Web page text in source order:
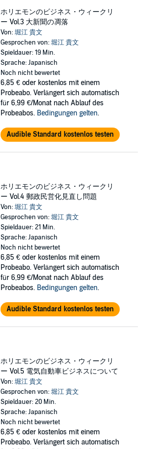
ホリエモンのビジネス・ウィークリ
ー Vol.3 大新聞の凋落
Von:堀江 貴文
Gesprochen von:堀江 貴文
Spieldauer: 19 Min.
Sprache: Japanisch
Noch nicht bewertet
6,85 € oder kostenlos mit einem
Probeabo. Verlängert sich automatisch
für 6,99 €/Monat nach Ablauf des
Probeabos. Bedingungen gelten.
Audible Standard kostenlos testen
ホリエモンのビジネス・ウィークリ
ー Vol.4 郵政民営化見直し問題
Von:堀江 貴文
Gesprochen von:堀江 貴文
Spieldauer: 21 Min.
Sprache: Japanisch
Noch nicht bewertet
6,85 € oder kostenlos mit einem
Probeabo. Verlängert sich automatisch
für 6,99 €/Monat nach Ablauf des
Probeabos. Bedingungen gelten.
Audible Standard kostenlos testen
ホリエモンのビジネス・ウィークリ
ー Vol.5 電気自動車ビジネスについて
Von:堀江 貴文
Gesprochen von:堀江 貴文
Spieldauer: 20 Min.
Sprache: Japanisch
Noch nicht bewertet
6,85 € oder kostenlos mit einem
Probeabo. Verlängert sich automatisch